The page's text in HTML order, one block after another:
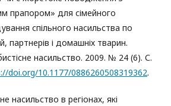
прапором» для сімейного
спільного насильства по
партнерів і домашніх тварин.
насильство. 2009. № 24 (6). С.
doi.org/10.1177/0886260508319362.
насильство в регіонах, які